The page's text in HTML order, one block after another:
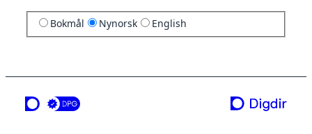
Bokmål Nynorsk English